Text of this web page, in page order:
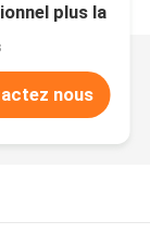
plus la
nous